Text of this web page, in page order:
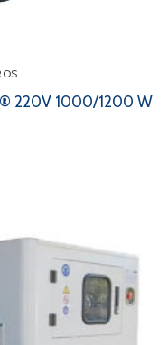
220V 1000/1200 W